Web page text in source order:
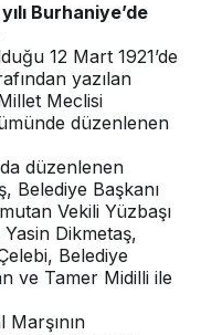
Burhaniye’de
12 Mart 1921’de
yazılan
Meclisi
düzenlenen
düzenlenen
Belediye Başkanı
Vekili Yüzbaşı
Dikmetaş,
Belediye
ve Tamer Midilli ile